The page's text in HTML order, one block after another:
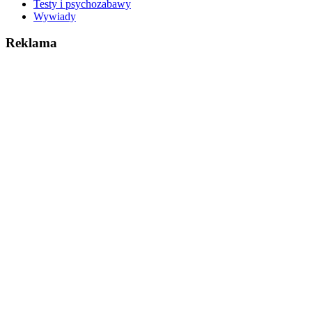
Testy i psychozabawy
Wywiady
Reklama